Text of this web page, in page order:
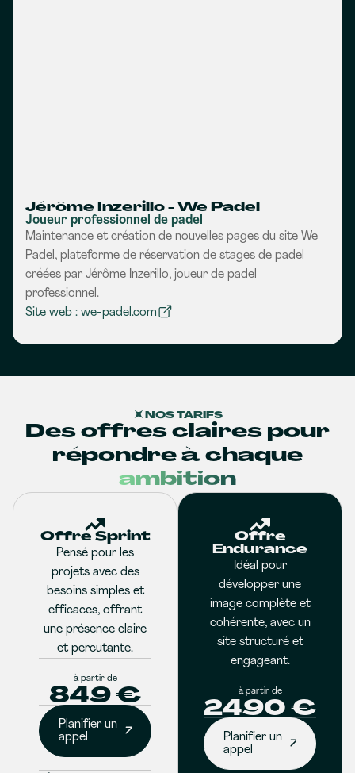
Jérôme Inzerillo - We Padel
Joueur professionnel de padel
Maintenance et création de nouvelles pages du site We
Padel, plateforme de réservation de stages de padel
créées par Jérôme Inzerillo, joueur de padel
professionnel.
Site web : we-padel.com
NOS TARIFS
Des offres claires pour
répondre à chaque
ambition
Offre Sprint
Pensé pour les
projets avec des
besoins simples et
efficaces, offrant
une présence claire
et percutante.
à partir de
849 €
Planifier un
appel
Offre
Endurance
Idéal pour
développer une
image complète et
cohérente, avec un
site structuré et
engageant.
à partir de
2490 €
Planifier un
appel